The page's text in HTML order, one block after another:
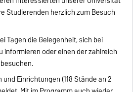
Studierenden herzlich zum Besuch
Tagen die Gelegenheit, sich bei
informieren oder einen der zahlreich
Einrichtungen (118 Stände an 2